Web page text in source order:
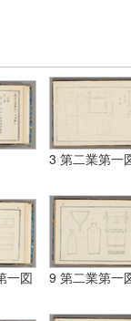
3 第二業第一
一図 9 第二業第一